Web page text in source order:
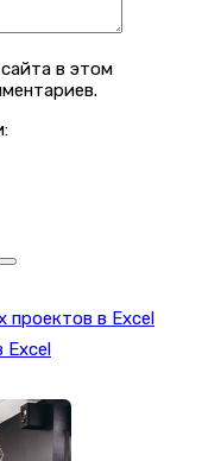
в этом